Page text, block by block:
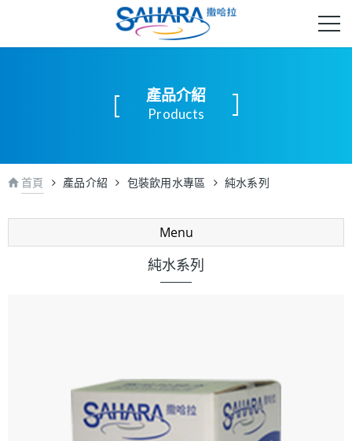
產品介紹
Products
首頁 產品介紹 包裝飲用水專區 純水系列
Menu
純水系列